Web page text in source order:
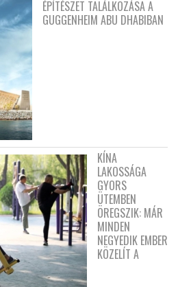
ÉPÍTÉSZET TALÁLKOZÁSA A
GUGGENHEIM ABU DHABIBAN
KÍNA
LAKOSSÁGA
GYORS
ÜTEMBEN
ÖREGSZIK: MÁR
MINDEN
NEGYEDIK EMBER
KÖZELÍT A